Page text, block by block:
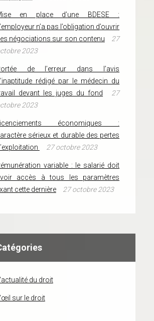
en place d’une BDESE :
L’employeur n’a pas l’obligation d’ouvrir
négociations sur son contenu
27
2023
de l’erreur dans l’avis
rédigé par le médecin du
devant les juges du fond
27
2023
Licenciements économiques :
sérieux et durable des pertes
27 octobre 2023
variable : le salarié doit
accès à tous les paramètres
cette dernière
27 octobre 2023
L'actualité du droit
L'œil sur le droit